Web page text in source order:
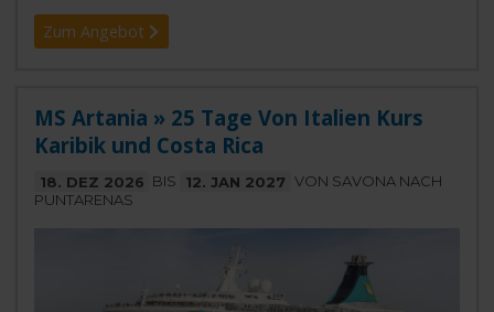
Zum Angebot
MS Artania » 25 Tage Von Italien Kurs
Karibik und Costa Rica
18. DEZ 2026 BIS 12. JAN 2027 VON SAVONA NACH
PUNTARENAS